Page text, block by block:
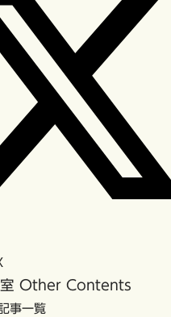
Other Contents
事一覧